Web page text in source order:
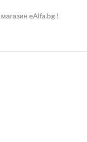
eAlfa.bg !